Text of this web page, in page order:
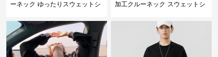
ーネック ゆったりスウェットシ
加工クルーネック スウェットシ